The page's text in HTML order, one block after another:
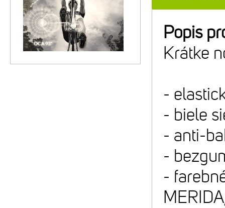
Popis
Krátke
-
- biele
- anti-
-
-